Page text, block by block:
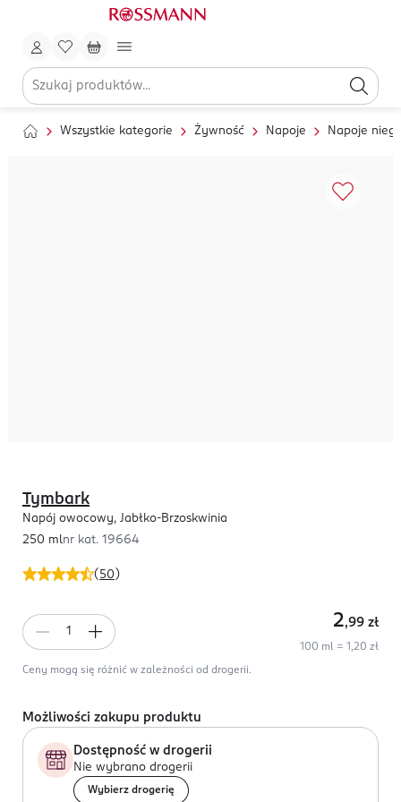
Wszystkie kategorie Żywność Napoje Napoje
( 50 )
Tymbark
Napój owocowy, Jabłko-Brzoskwinia
250 mlnr kat. 19664
2,99 zł
100 ml = 1,20 zł
Ceny mogą się różnić w zależności od drogerii.
Możliwości zakupu produktu
Dostępność w drogerii
Nie wybrano drogerii
Wybierz drogerię